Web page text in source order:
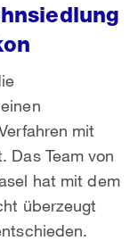
mit
Das Team von
hat mit dem
überzeugt